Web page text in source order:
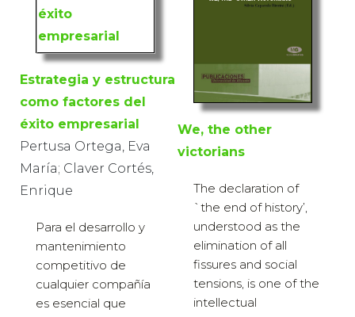
Estrategia y estructura
como factores del
éxito empresarial
Pertusa Ortega, Eva
María; Claver Cortés,
Enrique
Para el desarrollo y
mantenimiento
competitivo de
cualquier compañía
es esencial que
We, the other
victorians
The declaration of
`the end of history’,
understood as the
elimination of all
fissures and social
tensions, is one of the
intellectual